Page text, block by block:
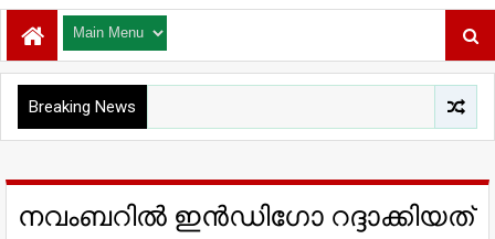
Breaking News
നവംബറിൽ ഇൻഡിഗോ റദ്ദാക്കിയത്